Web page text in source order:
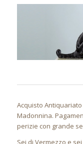
Acquisto
Madonnina.
perizie con grande
Sei di Vermezzo e